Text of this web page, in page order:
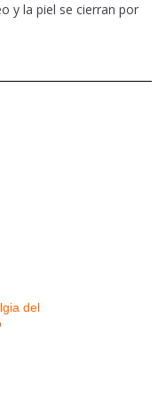
y la piel se cierran por
del